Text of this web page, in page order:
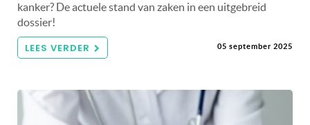
kanker? De actuele stand van zaken in een uitgebreid
dossier!
LEES VERDER 05 september 2025